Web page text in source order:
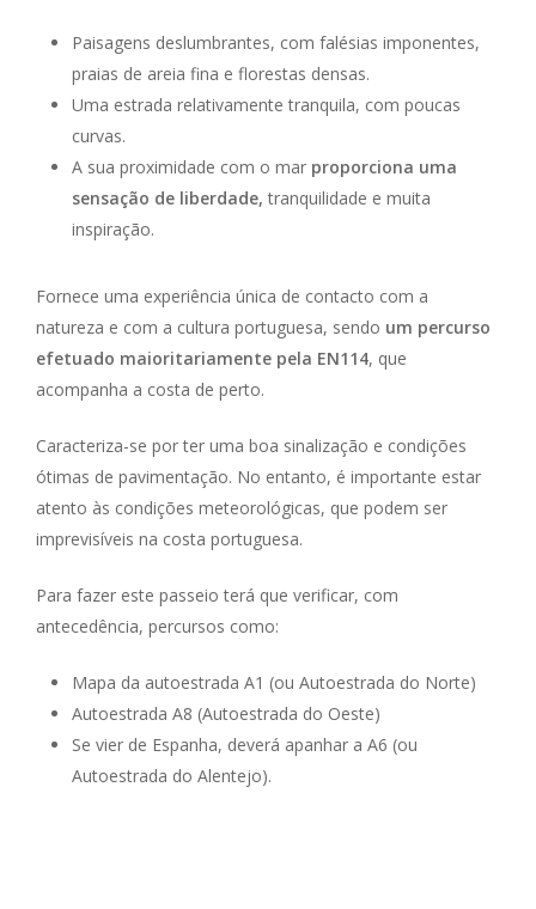
Paisagens deslumbrantes, com falésias imponentes,
praias de areia fina e florestas densas.
Uma estrada relativamente tranquila, com poucas
curvas.
A sua proximidade com o mar proporciona uma
sensação de liberdade, tranquilidade e muita
inspiração.
Fornece uma experiência única de contacto com a
natureza e com a cultura portuguesa, sendo um percurso
efetuado maioritariamente pela EN114, que
acompanha a costa de perto.
Caracteriza-se por ter uma boa sinalização e condições
ótimas de pavimentação. No entanto, é importante estar
atento às condições meteorológicas, que podem ser
imprevisíveis na costa portuguesa.
Para fazer este passeio terá que verificar, com
antecedência, percursos como:
Mapa da autoestrada A1 (ou Autoestrada do Norte)
Autoestrada A8 (Autoestrada do Oeste)
Se vier de Espanha, deverá apanhar a A6 (ou
Autoestrada do Alentejo).